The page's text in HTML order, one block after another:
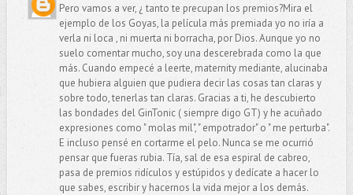
Pero vamos a ver, ¿ tanto te precupan los premios?Mira el
ejemplo de los Goyas, la película más premiada yo no iría a
verla ni loca , ni muerta ni borracha, por Dios. Aunque yo no
suelo comentar mucho, soy una descerebrada como la que
más. Cuando empecé a leerte, maternity mediante, alucinaba
que hubiera alguien que pudiera decir las cosas tan claras y
sobre todo, tenerlas tan claras. Gracias a ti, he descubierto
las bondades del GinTonic ( siempre digo GT) y he acuñado
expresiones como " molas mil", " empotrador" o " me perturba".
E incluso pensé en cortarme el pelo. Nunca se me ocurrió
pensar que fueras rubia. Tía, sal de esa espiral de cabreo,
pasa de premios ridículos y estúpidos y dedícate a hacer lo
que sabes, escribir y hacernos la vida mejor a los demás.